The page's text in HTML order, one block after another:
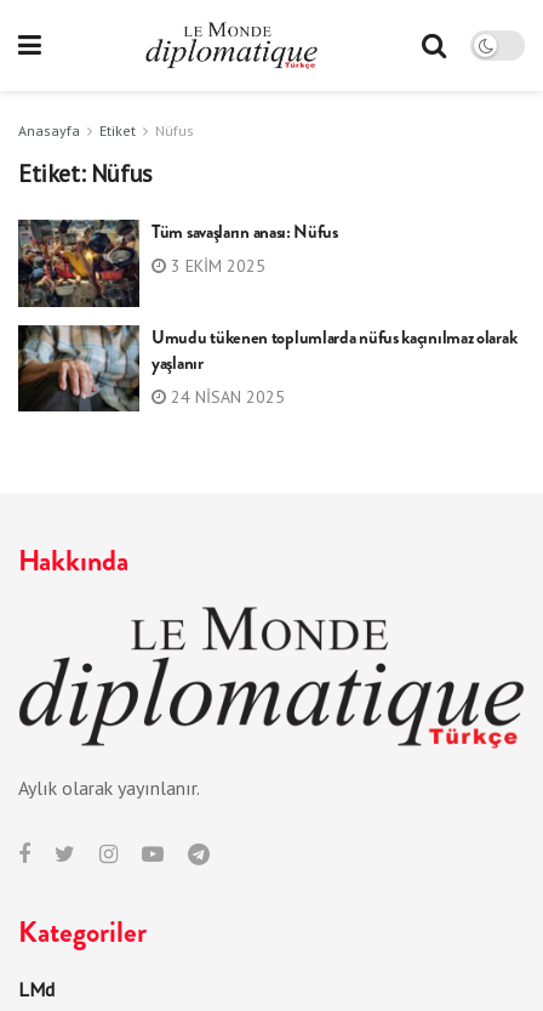
Anasayfa Etiket Nüfus
Etiket: Nüfus
Tüm savaşların anası: Nüfus
3 EKIM 2025
Umudu tükenen toplumlarda nüfus kaçınılmaz olarak
yaşlanır
24 NISAN 2025
Hakkında
Aylık olarak yayınlanır.
Kategoriler
LMd